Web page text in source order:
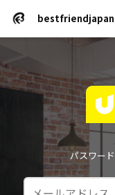
bestfriendjapan
パスワー